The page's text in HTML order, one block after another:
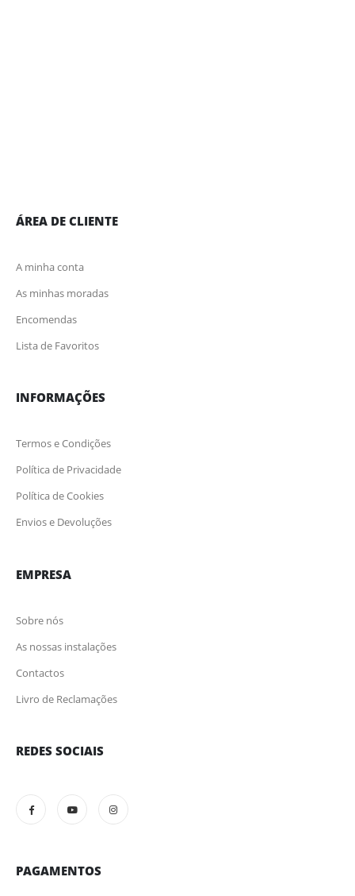
ÁREA DE CLIENTE
A minha conta
As minhas moradas
Encomendas
Lista de Favoritos
INFORMAÇÕES
Termos e Condições
Política de Privacidade
Política de Cookies
Envios e Devoluções
EMPRESA
Sobre nós
As nossas instalações
Contactos
Livro de Reclamações
REDES SOCIAIS
PAGAMENTOS